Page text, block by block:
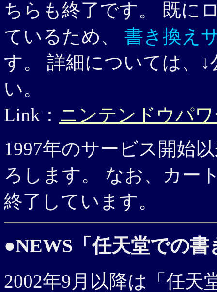
ちらも終了です。 既に
ているため、 書き換え
す。 詳細については、
い。
Link： ニンテンドウパ
1997年のサービス開始
ろします。 なお、カー
終了しています。
●NEWS「任天堂での
2002年9月以降は「任天